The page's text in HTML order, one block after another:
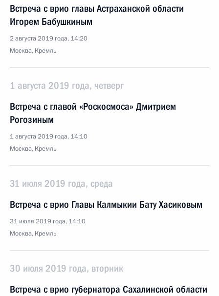
Встреча с врио главы Астраханской области
Игорем Бабушкиным
2 августа 2019 года, 14:20
Москва, Кремль
1 августа 2019 года, четверг
Встреча с главой «Роскосмоса» Дмитрием
Рогозиным
1 августа 2019 года, 14:10
Москва, Кремль
31 июля 2019 года, среда
Встреча с врио Главы Калмыкии Бату Хасиковым
31 июля 2019 года, 14:10
Москва, Кремль
30 июля 2019 года, вторник
Встреча с врио губернатора Сахалинской области